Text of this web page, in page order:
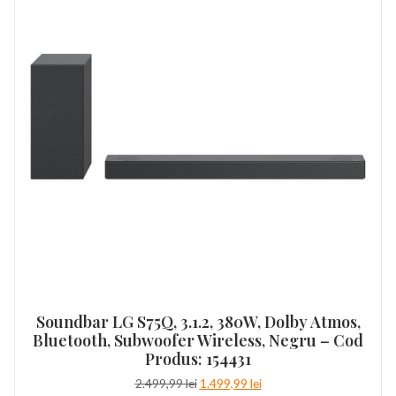
Soundbar LG S75Q, 3.1.2, 380W, Dolby Atmos,
Bluetooth, Subwoofer Wireless, Negru – Cod
Produs: 154431
2.499,99lei Prețul
1.499,99 leiPrețul